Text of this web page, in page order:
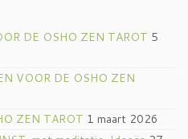
DE OSHO ZEN TAROT 5
VOOR DE OSHO ZEN
ZEN TAROT 1 maart 2026